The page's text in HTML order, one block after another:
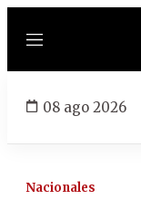
Menú
08 ago 2026
Nacionales